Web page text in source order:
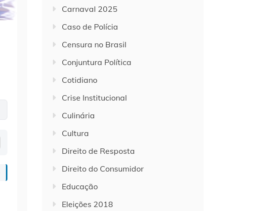
Carnaval 2025
Caso de Polícia
Censura no Brasil
Conjuntura Política
Cotidiano
Crise Institucional
Culinária
Cultura
Direito de Resposta
Direito do Consumidor
Educação
Eleições 2018